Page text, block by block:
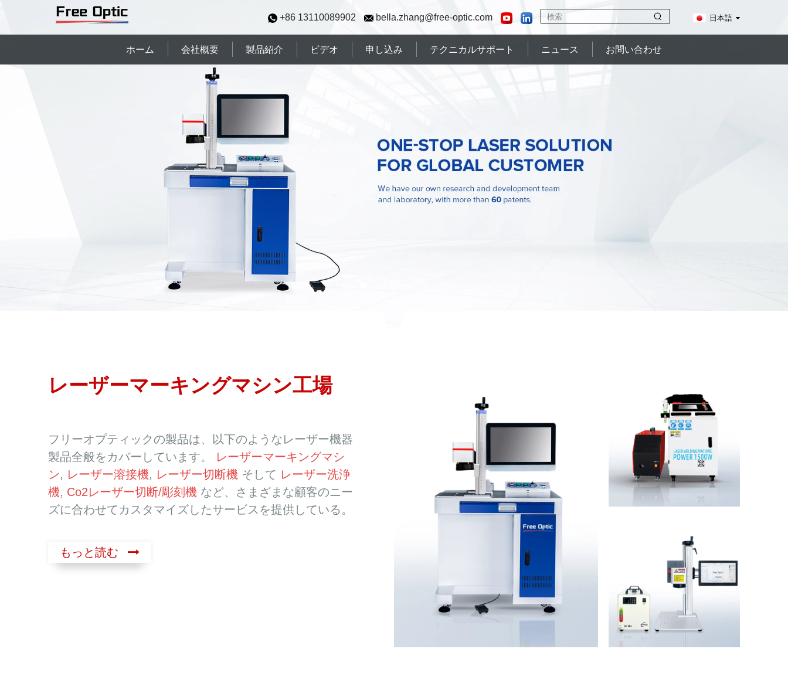
+86 13110089902 bella.zhang@free-optic.com 日本語
ホーム 会社概要 製品紹介 ビデオ 申し込み テクニカルサポート ニュース お問い合わせ
レーザーマーキングマシン工場
フリーオプティックの製品は、以下のようなレーザー機器
製品全般をカバーしています。
レーザーマーキングマシ
ン, レーザー溶接機, レーザー切断機 そして レーザー洗浄
機, Co2レーザー切断/彫刻機 など、さまざまな顧客のニー
ズに合わせてカスタマイズしたサービスを提供している。
もっと読む